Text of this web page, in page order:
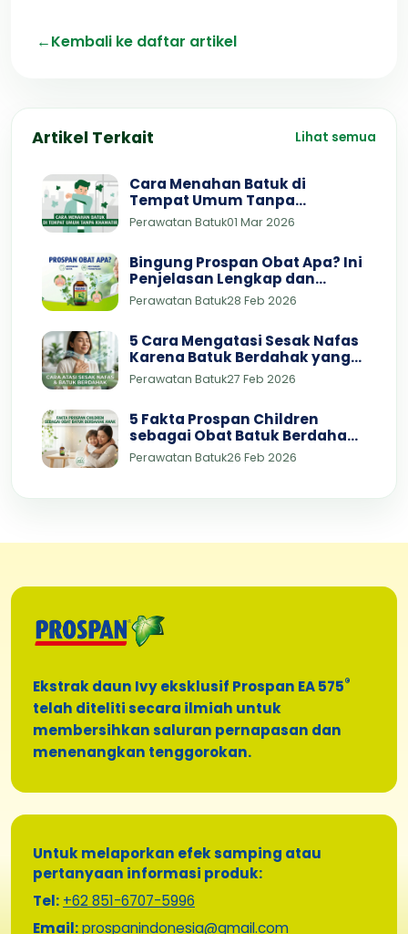
←Kembali ke daftar artikel
Artikel Terkait Lihat semua
Cara Menahan Batuk di
Tempat Umum Tanpa
Khawatir
Perawatan Batuk01 Mar 2026
Bingung Prospan Obat Apa? Ini
Penjelasan Lengkap dan
Dosisnya
Perawatan Batuk28 Feb 2026
5 Cara Mengatasi Sesak Nafas
Karena Batuk Berdahak yang
Bisa Dicoba di Rumah
Perawatan Batuk27 Feb 2026
5 Fakta Prospan Children
sebagai Obat Batuk Berdahak
Anak 3 Tahun yang Aman dan
Terbukti Efektif
Perawatan Batuk26 Feb 2026
Ekstrak daun Ivy eksklusif Prospan EA 575®
telah diteliti secara ilmiah untuk
membersihkan saluran pernapasan dan
menenangkan tenggorokan.
Untuk melaporkan efek samping atau
pertanyaan informasi produk:
Tel: +62 851-6707-5996
Email:prospanindonesia@gmail.com